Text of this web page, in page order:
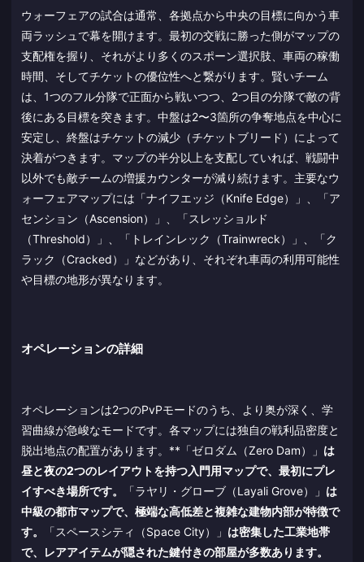
ウォーフェアの試合は通常、各拠点から中央の目標に向かう車
両ラッシュで幕を開けます。最初の交戦に勝った側がマップの
支配権を握り、それがより多くのスポーン選択肢、車両の稼働
時間、そしてチケットの優位性へと繋がります。賢いチーム
は、1つのフル分隊で正面から戦いつつ、2つ目の分隊で敵の背
後にある目標を突きます。中盤は2〜3箇所の争奪地点を中心に
安定し、終盤はチケットの減少（チケットブリード）によって
決着がつきます。マップの半分以上を支配していれば、戦闘中
以外でも敵チームの増援カウンターが減り続けます。主要なウ
ォーフェアマップには「ナイフエッジ（Knife Edge）」、「ア
センション（Ascension）」、「スレッショルド
（Threshold）」、「トレインレック（Trainwreck）」、「ク
ラック（Cracked）」などがあり、それぞれ車両の利用可能性
や目標の地形が異なります。
オペレーションの詳細
オペレーションは2つのPvPモードのうち、より奥が深く、学
習曲線が急峻なモードです。各マップには独自の戦利品密度と
脱出地点の配置があります。**「ゼロダム（Zero Dam）」 は
昼と夜の2つのレイアウトを持つ入門用マップで、最初にプレ
イすべき場所です。
「ラヤリ・グローブ（Layali Grove）」 は
中級の都市マップで、極端な高低差と複雑な建物内部が特徴で
す。
「スペースシティ（Space City）」 は密集した工業地帯
で、レアアイテムが隠された鍵付きの部屋が多数あります。